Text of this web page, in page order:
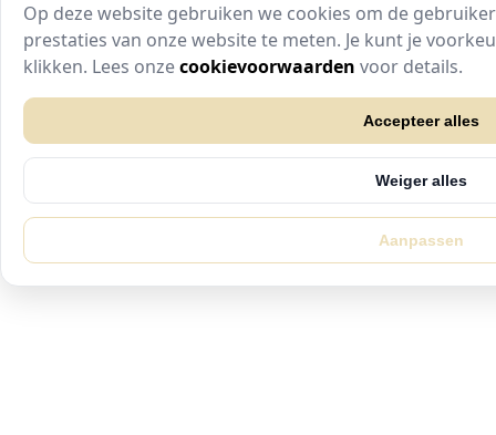
Op deze website gebruiken we cookies om de
prestaties van onze website te meten. Je kunt je
klikken. Lees onzecookievoorwaarden voor details.
Accepteer alles
Weiger alles
Aanpassen